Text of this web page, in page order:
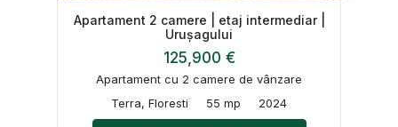
Apartament 2 camere | etaj intermediar |
Urușagului
125,900 €
Apartament cu 2 camere de vânzare
Terra, Floresti
55 mp 2024